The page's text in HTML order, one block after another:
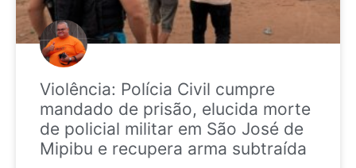
Violência: Polícia Civil cumpre
mandado de prisão, elucida morte
de policial militar em São José de
Mipibu e recupera arma subtraída